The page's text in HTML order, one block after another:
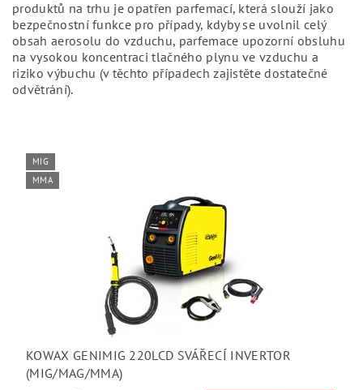
produktů na trhu je opatřen parfemací, která slouží jako
bezpečnostní funkce pro případy, kdyby se uvolnil celý
obsah aerosolu do vzduchu, parfemace upozorní obsluhu
na vysokou koncentraci tlačného plynu ve vzduchu a
riziko výbuchu (v těchto případech zajistěte dostatečné
odvětrání).
MIG
MMA
KOWAX GENIMIG 220LCD SVÁŘECÍ INVERTOR
(MIG/MAG/MMA)